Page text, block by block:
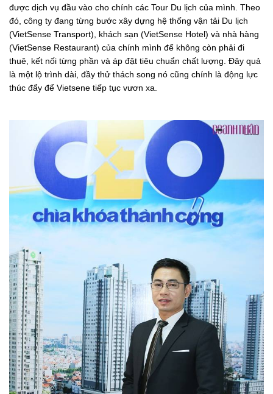
được dịch vụ đầu vào cho chính các Tour Du lịch của mình. Theo
đó, công ty đang từng bước xây dựng hệ thống vận tải Du lịch
(VietSense Transport), khách sạn (VietSense Hotel) và nhà hàng
(VietSense Restaurant) của chính mình để không còn phải đi
thuê, kết nối từng phần và áp đặt tiêu chuẩn chất lượng. Đây quả
là một lộ trình dài, đầy thử thách song nó cũng chính là động lực
thúc đẩy để Vietsene tiếp tục vươn xa.